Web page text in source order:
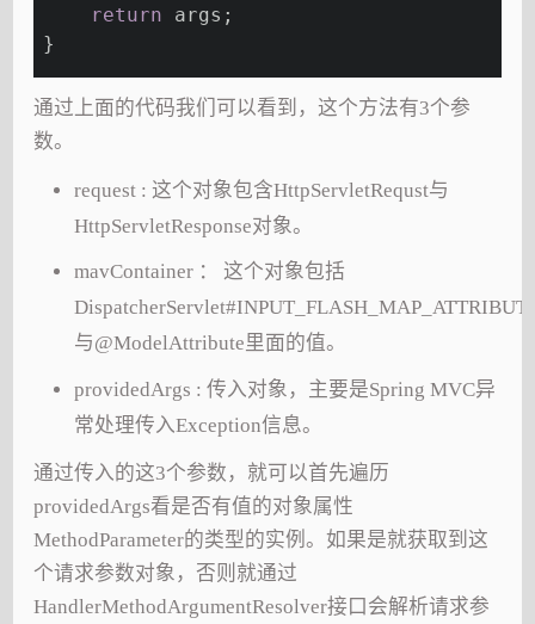
return args;
}
通过上面的代码我们可以看到，这个方法有3个参
数。
request : 这个对象包含HttpServletRequst与
HttpServletResponse对象。
mavContainer ： 这个对象包括
与@ModelAttribute里面的值。
providedArgs : 传入对象，主要是Spring MVC异
常处理传入Exception信息。
通过传入的这3个参数，就可以首先遍历
providedArgs看是否有值的对象属性
MethodParameter的类型的实例。如果是就获取到这
个请求参数对象，否则就通过
HandlerMethodArgumentResolver接口会解析请求参